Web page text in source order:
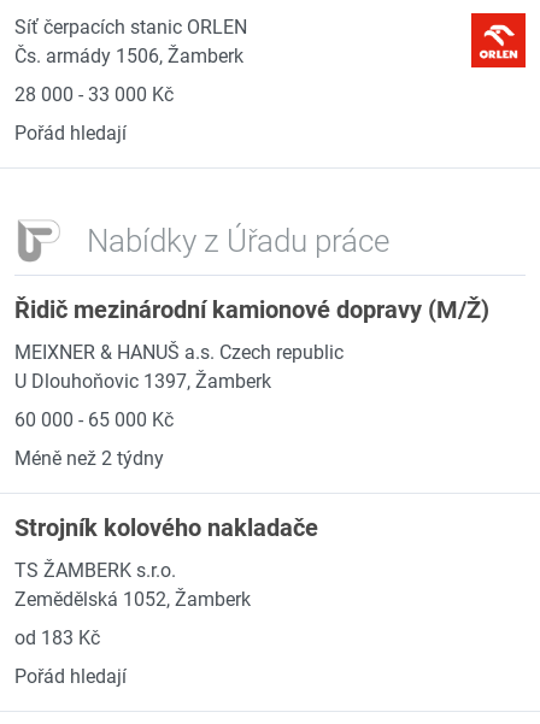
Síť čerpacích stanic ORLEN
Čs. armády 1506, Žamberk
28 000 - 33 000 Kč
Pořád hledají
Nabídky z Úřadu práce
Řidič mezinárodní kamionové dopravy (M/Ž)
MEIXNER & HANUŠ a.s. Czech republic
U Dlouhoňovic 1397, Žamberk
60 000 - 65 000 Kč
Méně než 2 týdny
Strojník kolového nakladače
TS ŽAMBERK s.r.o.
Zemědělská 1052, Žamberk
od 183 Kč
Pořád hledají